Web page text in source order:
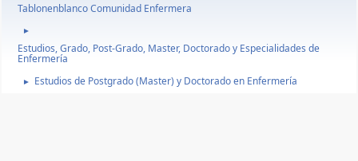
Tablonenblanco Comunidad Enfermera
►
Estudios, Grado, Post-Grado, Master, Doctorado y Especialidades de
Enfermería
► Estudios de Postgrado (Master) y Doctorado en Enfermería